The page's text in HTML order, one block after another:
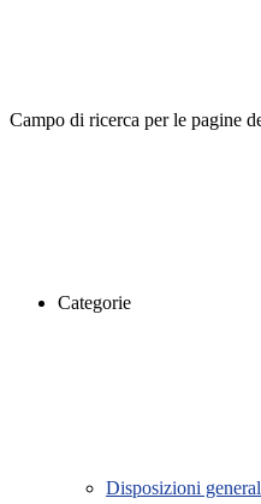
Campo di ricerca per le pagine
Categorie
Disposizioni